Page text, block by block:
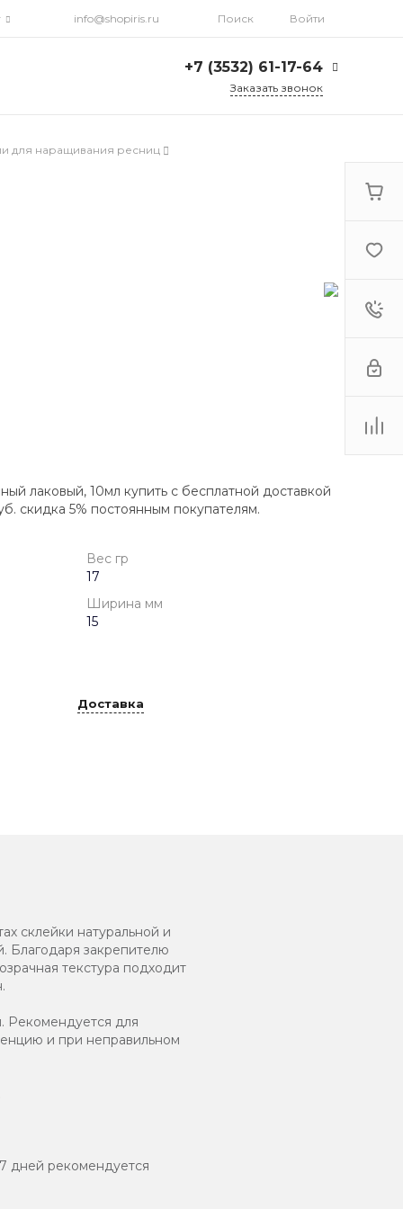
info@shopiris.ru Поиск Войти
+7 (3532) 61-17-64
Заказать звонок
для наращивания ресниц
лаковый, 10мл купить с бесплатной доставкой
скидка 5% постоянным покупателям.
Вес гр
17
Ширина мм
15
Доставка
склейки натуральной и
Благодаря закрепителю
текстура подходит
Рекомендуется для
и при неправильном
дней рекомендуется